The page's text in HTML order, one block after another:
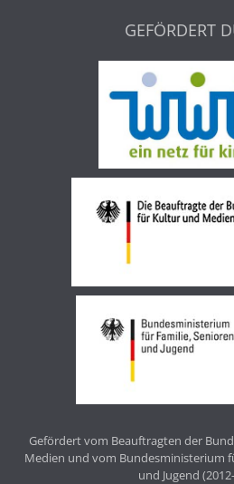
GEFÖRDERT
Gefördert vom Beauftragten der
Medien und vom Bundesministerium
und Jugend